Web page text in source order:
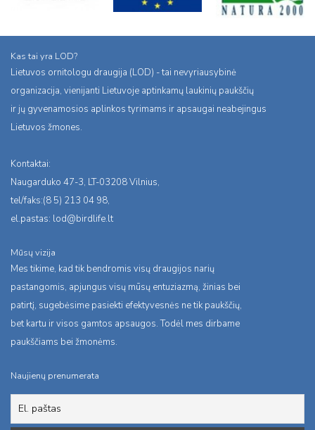
Kas tai yra LOD?
Lietuvos ornitologu draugija (LOD) - tai nevyriausybinė
organizacija, vienijanti Lietuvoje aptinkamų laukinių paukščių
ir jų gyvenamosios aplinkos tyrimams ir apsaugai neabejingus
Lietuvos žmones.
Kontaktai:
Naugarduko 47-3, LT-03208 Vilnius,
tel/faks:(8 5) 213 04 98,
el.pastas: lod@birdlife.lt
Mūsų vizija
Mes tikime, kad tik bendromis visų draugijos narių
pastangomis, apjungus visų mūsų entuziazmą, žinias bei
patirtį, sugebėsime pasiekti efektyvesnės ne tik paukščių,
bet kartu ir visos gamtos apsaugos. Todėl mes dirbame
paukščiams bei žmonėms.
Naujienų prenumerata